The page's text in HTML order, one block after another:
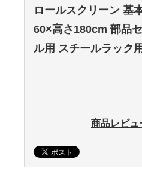
ロールスクリーン 基
60×高さ180cm 部品
ル用 スチールラック
商品レビュ